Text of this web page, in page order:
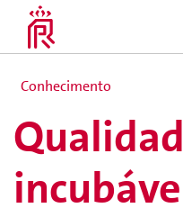
Conhecimento